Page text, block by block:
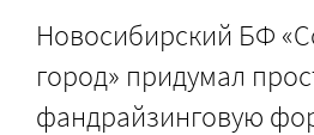
Новосибирский БФ
город» придумал
фандрайзинговую